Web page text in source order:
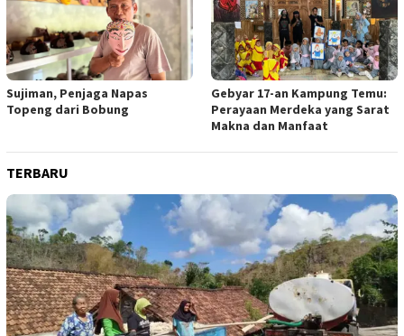
Sujiman, Penjaga Napas
Topeng dari Bobung
Gebyar 17-an Kampung Temu:
Perayaan Merdeka yang Sarat
Makna dan Manfaat
TERBARU